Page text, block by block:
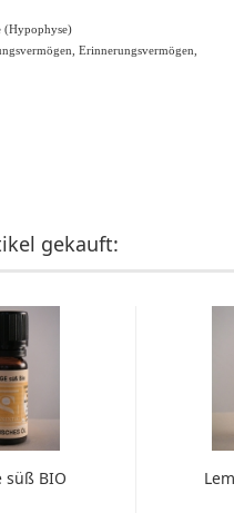
(Hypophyse)
Erinnerungsvermögen,
gekauft:
süß BIO